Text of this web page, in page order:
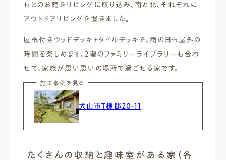
もとのお庭をリビングに取り込み、南と北、それぞれに
アウトドアリビングを置きました。
屋根付きウッドデッキ＋タイルデッキで、雨の日も屋外の
時間を楽しめます。2階のファミリーライブラリーも合わ
せて、家族が思い思いの場所で過ごせる家です。
施工事例を見る
犬山市T様邸20-11
たくさんの収納と趣味室がある家（各